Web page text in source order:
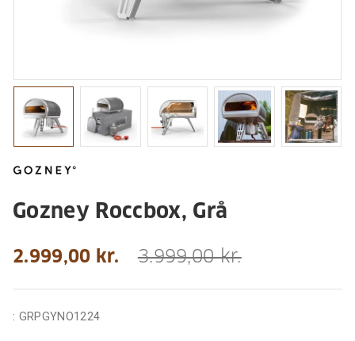
Gozney Roccbox, Grå
2.999,00 kr. 3.999,00 kr.
: GRPGYNO1224